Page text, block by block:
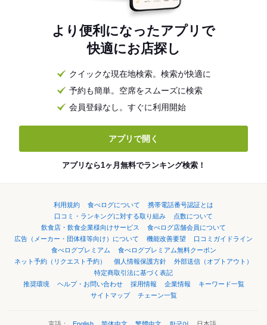
より便利になったアプリで
快適にお店探し
クイックな現在地検索。検索が快適に
予約も簡単。空席をスムーズに検索
会員登録なし。すぐに利用開始
アプリで開く
アプリなら1ヶ月無料でランキング検索！
利用規約 食べログについて
携帯電話番号認証とは
口コミ・ランキングに対する取り組み
点数について
飲食店・飲食企業様向けサービス
食べログ店舗会員について
広告（メーカー・団体様等向け）について
機能改善要望
口コミガイドライン
食べログプレミアム
食べログプレミアム無料クーポン
ネット予約（リクエスト予約）
個人情報保護方針
外部送信（オプトアウト）
特定商取引法に基づく表記
推奨環境
ヘルプ・お問い合わせ 採用情報 企業情報
キーワード一覧
サイトマップ
チェーン一覧
言語： English 简体中文 繁體中文 한국어 日本語